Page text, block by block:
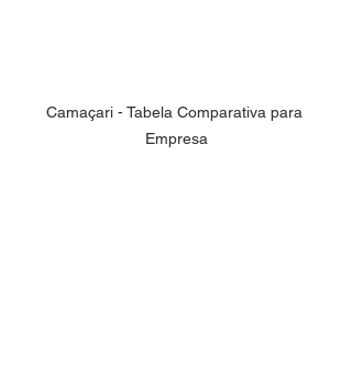
Camaçari - Tabela Comparativa para
Empresa